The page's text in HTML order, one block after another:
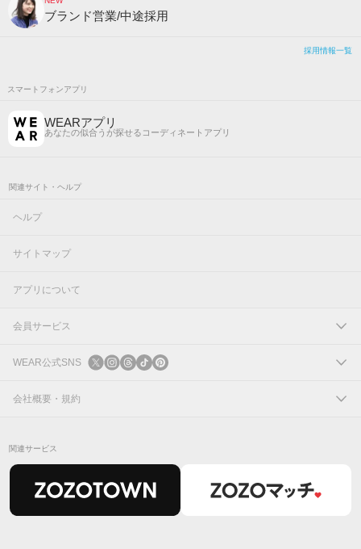
ブランド営業/中途採用
採用情報一覧
スマートフォンアプリ
WEARアプリ
あなたの似合うが探せるコーディネートアプリ
関連サイト・ヘルプ
ヘルプ
サイトマップ
アプリについて
会員サービス
ログイン
新規会員登録
WEAR公式SNS
X
会社概要・規約
関連サービス